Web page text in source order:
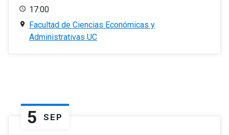
17:00
Facultad de Ciencias Económicas y
Administrativas UC
5 SEP